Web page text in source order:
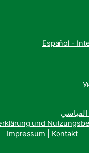
Español -
القياسي
und
Impressum
Kontakt